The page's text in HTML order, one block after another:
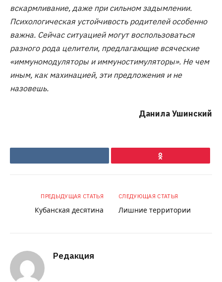
вскармливание, даже при сильном задымлении.
Психологическая устойчивость родителей особенно
важна. Сейчас ситуацией могут воспользоваться
разного рода целители, предлагающие всяческие
«иммуномодуляторы и иммуностимуляторы». Не чем
иным, как махинацией, эти предложения и не
назовешь.
Данила Ушинский
Ok
ПРЕДЫДУЩАЯ СТАТЬЯ
Кубанская десятина
СЛЕДУЮЩАЯ СТАТЬЯ
Лишние территории
Редакция